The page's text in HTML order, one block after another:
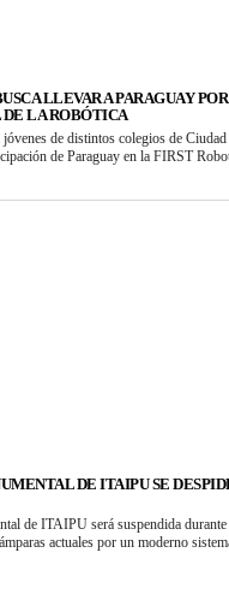
LLEVAR A PARAGUAY
LA ROBÓTICA
de distintos colegios de
de Paraguay en la FIRST
DE ITAIPU SE
de ITAIPU será suspendida
actuales por un moderno